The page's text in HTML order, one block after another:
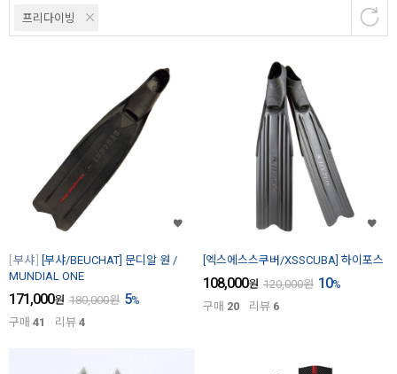
프리다이빙
부샤
[부샤/BEUCHAT] 문디알 원 /
MUNDIAL ONE
171,000원 180,000원 5%
구매 41 리뷰 4
[엑스에스스쿠버/XSSCUBA] 하이포스
108,000원 120,000원 10%
구매 20 리뷰 6